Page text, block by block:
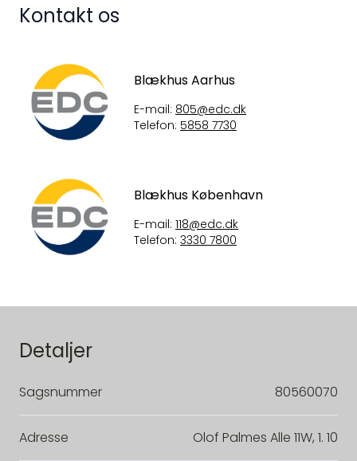
Kontakt os
Blækhus Aarhus
E-mail: 805@edc.dk
Telefon: 5858 7730
Blækhus København
E-mail: 118@edc.dk
Telefon: 3330 7800
Detaljer
Sagsnummer 80560070
Adresse Olof Palmes Alle 11W, 1. 10